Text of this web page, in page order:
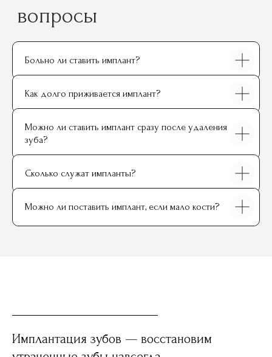
Больно ли ставить имплант?
Как долго приживается имплант?
Можно ли ставить имплант сразу после удаления
зуба?
Сколько служат импланты?
Можно ли поставить имплант, если мало кости?
Имплантация зубов — восстановим
ФИО
Иванов Александр Петрович
Выберите клинику
Ваш контактный телефон
+7
Нажимая на кнопку, вы соглашаетесь с
персональных данныхи даете согласиена
Записаться на приём